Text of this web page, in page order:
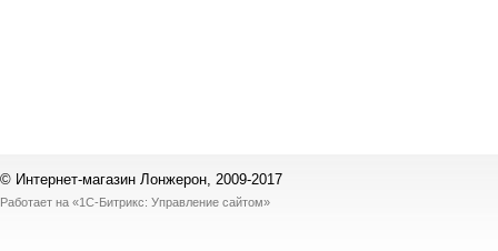
© Интернет-магазин Лонжерон, 2009-2017
Работает на «1С-Битрикс: Управление сайтом»